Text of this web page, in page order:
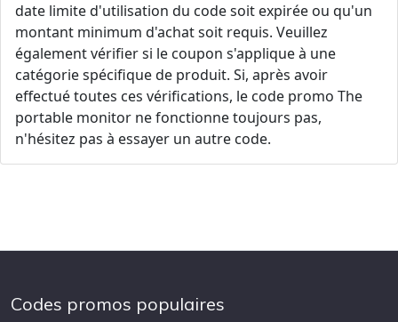
date limite d'utilisation du code soit expirée ou qu'un
montant minimum d'achat soit requis. Veuillez
également vérifier si le coupon s'applique à une
catégorie spécifique de produit. Si, après avoir
effectué toutes ces vérifications, le code promo The
portable monitor ne fonctionne toujours pas,
n'hésitez pas à essayer un autre code.
Codes promos populaires